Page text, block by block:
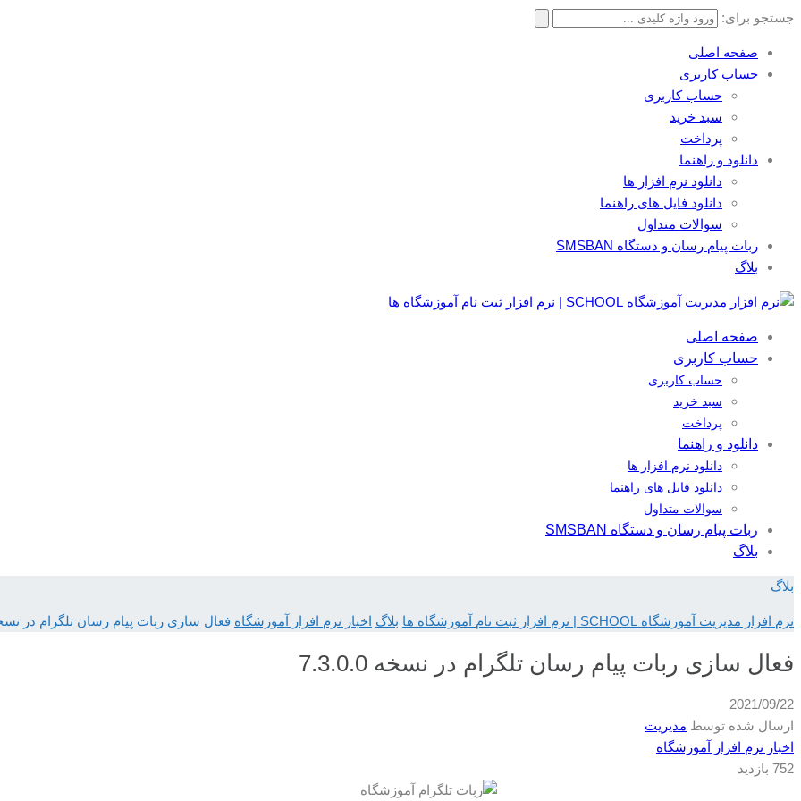
جستجو برای:
صفحه اصلی
حساب کاربری
حساب کاربری
سبد خرید
پرداخت
دانلود و راهنما
دانلود نرم افزار ها
دانلود فایل های راهنما
سوالات متداول
ربات پیام رسان و دستگاه SMSBAN
بلاگ
صفحه اصلی
حساب کاربری
حساب کاربری
سبد خرید
پرداخت
دانلود و راهنما
دانلود نرم افزار ها
دانلود فایل های راهنما
سوالات متداول
ربات پیام رسان و دستگاه SMSBAN
بلاگ
بلاگ
نرم افزار مدیریت آموزشگاه SCHOOL | نرم افزار ثبت نام آموزشگاه ها بلاگ اخبار نرم افزار آموزشگاه فعال سازی ربات پیام رسان تلگرام در نسخه
فعال سازی ربات پیام رسان تلگرام در نسخه 7.3.0.0
2021/09/22
ارسال شده توسط مدیریت
اخبار نرم افزار آموزشگاه
752 بازدید